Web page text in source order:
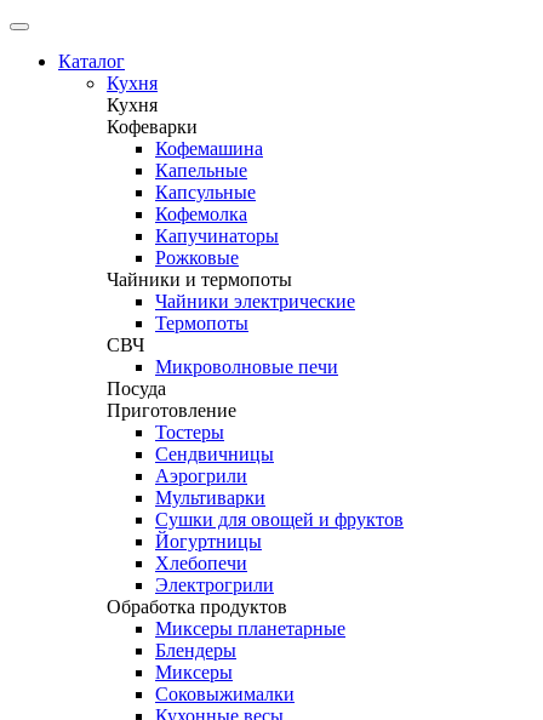
Каталог
Кухня
Кухня
Кофеварки
Кофемашина
Капельные
Капсульные
Кофемолка
Капучинаторы
Рожковые
Чайники и термопоты
Чайники электрические
Термопоты
СВЧ
Микроволновые печи
Посуда
Приготовление
Тостеры
Сендвичницы
Аэрогрили
Мультиварки
Сушки для овощей и фруктов
Йогуртницы
Хлебопечи
Электрогрили
Обработка продуктов
Миксеры планетарные
Блендеры
Миксеры
Соковыжималки
Кухонные весы